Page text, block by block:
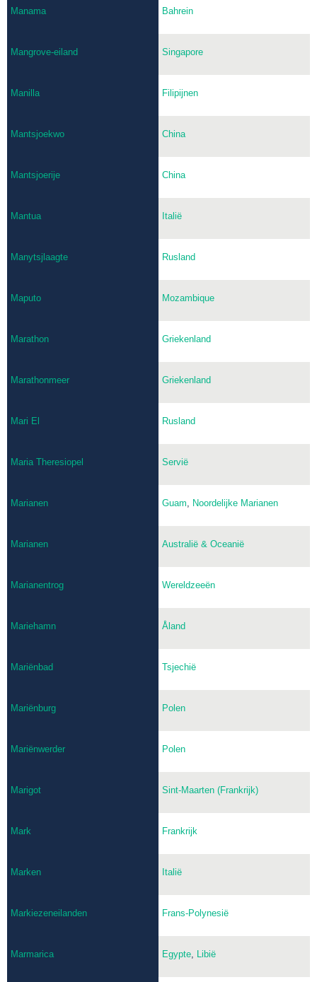
Manama Bahrein
Mangrove-eiland Singapore
Manilla Filipijnen
Mantsjoekwo China
Mantsjoerije China
Mantua Italië
Manytsjlaagte Rusland
Maputo Mozambique
Marathon Griekenland
Marathonmeer Griekenland
Mari El Rusland
Maria Theresiopel Servië
Marianen Guam, Noordelijke Marianen
Marianen Australië & Oceanië
Marianentrog Wereldzeeën
Mariehamn Åland
Mariënbad Tsjechië
Mariënburg Polen
Mariënwerder Polen
Marigot Sint-Maarten (Frankrijk)
Mark Frankrijk
Marken Italië
Markiezeneilanden Frans-Polynesië
Marmarica Egypte, Libië